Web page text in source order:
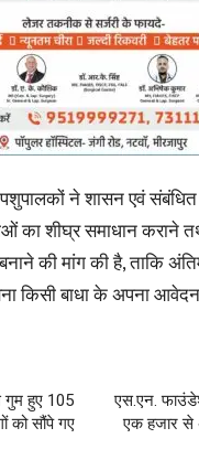
ने शासन एवं संबंधित
का शीघ्र समाधान कराने
की मांग की है, ताकि
किसी बाधा के अपना
गुम हुए 105
को सौंपे गए
एस.एन.
एक हजार से